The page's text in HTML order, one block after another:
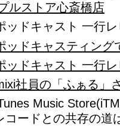
ルストア心斎橋店
ッドキャスト 一行
ッドキャスティング
ッドキャスト 一行
社員の「ふぁる」
Music
コードとの共存の道